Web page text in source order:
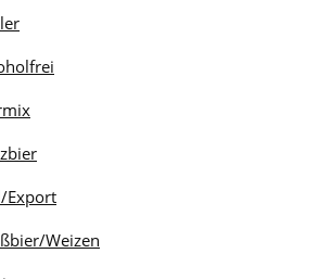
Export
Weizen